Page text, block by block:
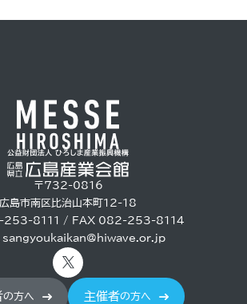
〒732-0816
広島市南区比治山本町12-18
253-8111 / FAX 082-253-8114
sangyoukaikan@hiwave.or.jp
の方へ 主催者の方へ